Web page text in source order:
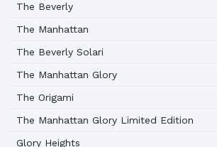
The Beverly
The Manhattan
The Beverly Solari
The Manhattan Glory
The Origami
The Manhattan Glory Limited Edition
Glory Heights